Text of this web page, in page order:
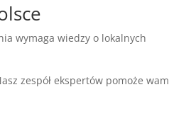
wymaga wiedzy o lokalnych
zespół ekspertów pomoże wam